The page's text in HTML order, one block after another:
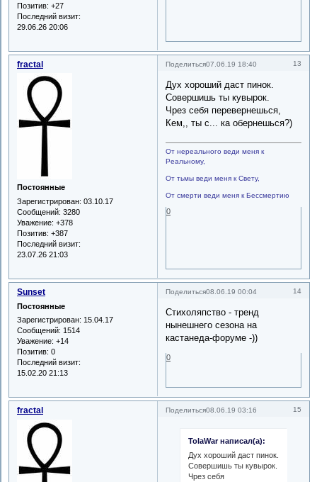
Позитив: +27
Последний визит:
29.06.26 20:06
Поделиться 13
07.06.19 18:40
fractal
Постоянные
Зарегистрирован: 03.10.17
Сообщений: 3280
Уважение: +378
Позитив: +387
Последний визит:
23.07.26 21:03
Дух хороший даст пинок.
Совершишь ты кувырок.
Чрез себя перевернешься,
Кем,, ты с... ка обернешься?)
От нереального веди меня к
Реальному,
От тьмы веди меня к Свету,
От смерти веди меня к Бессмертию
0
Поделиться 14
08.06.19 00:04
Sunset
Постоянные
Зарегистрирован: 15.04.17
Сообщений: 1514
Уважение: +14
Позитив: 0
Последний визит:
15.02.20 21:13
Стихоляпство - тренд
нынешнего сезона на
кастанеда-форуме -))
0
Поделиться 15
08.06.19 03:16
fractal
TolaWar написал(а):
Дух хороший даст пинок.
Совершишь ты кувырок.
Чрез себя